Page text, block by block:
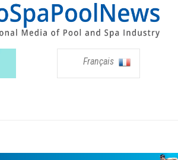
Français